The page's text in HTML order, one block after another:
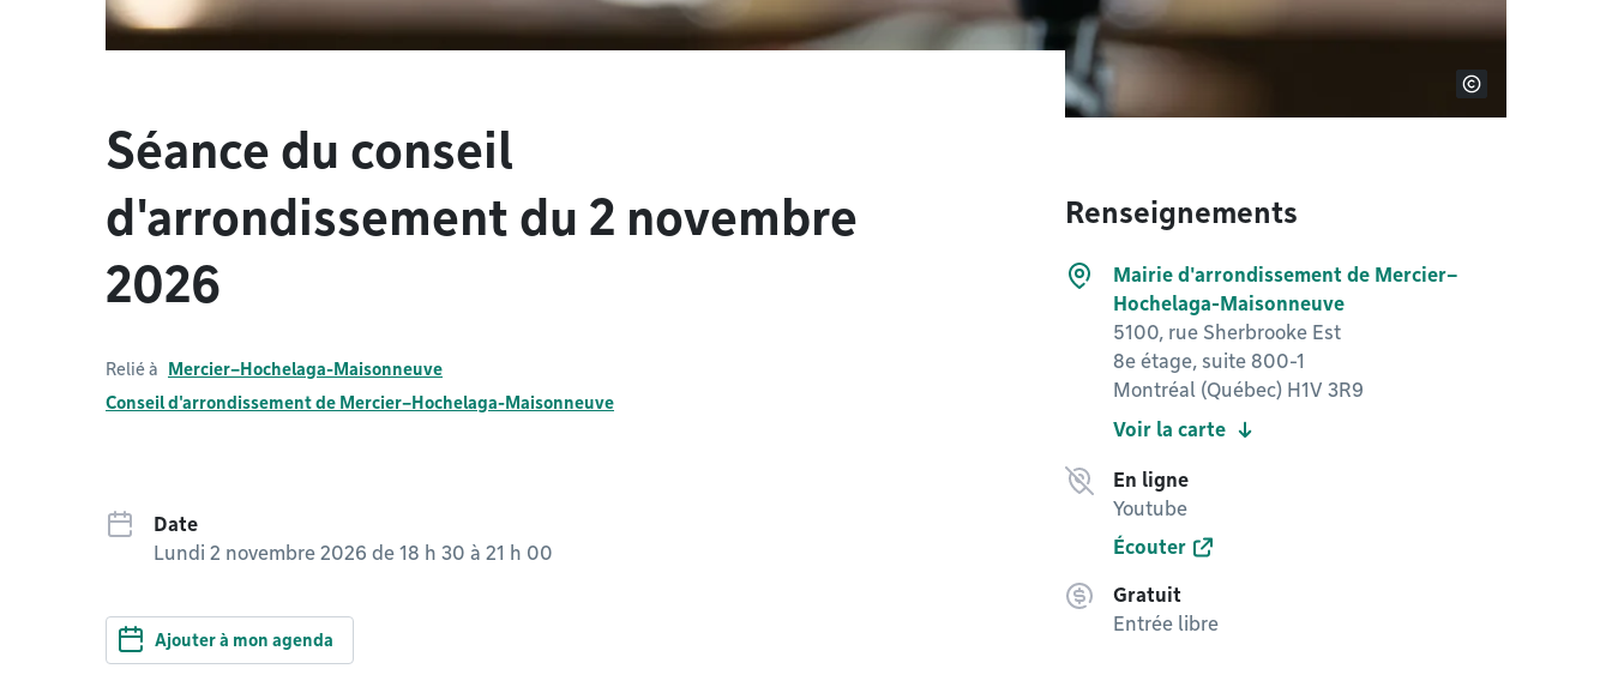
Séance du conseil
d'arrondissement du 2 novembre
2026
Relié à
Mercier–Hochelaga-Maisonneuve
Conseil d'arrondissement de Mercier–Hochelaga-Maisonneuve
Date
Lundi 2 novembre 2026 de 18 h 30 à 21 h 00
Ajouter à mon agenda
Renseignements
Mairie d'arrondissement de Mercier–
Hochelaga-Maisonneuve
5100, rue Sherbrooke Est
8e étage, suite 800-1
Montréal (Québec) H1V 3R9
Voir la carte
En ligne
Youtube
Écouter
Gratuit
Entrée libre